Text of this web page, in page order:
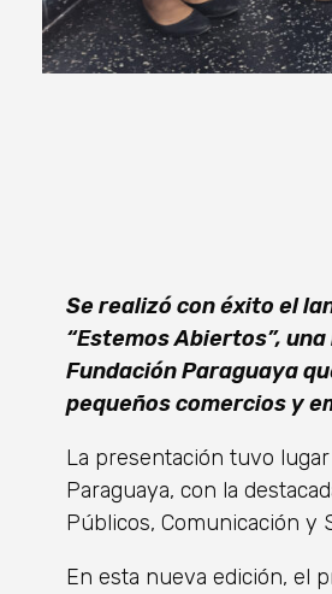
Se realizó con éxito el
“Estemos Abiertos”,
Fundación Paraguaya
pequeños comercios y
La presentación tuvo
Paraguaya, con la
Públicos, Comunicación y
En esta nueva edición, el